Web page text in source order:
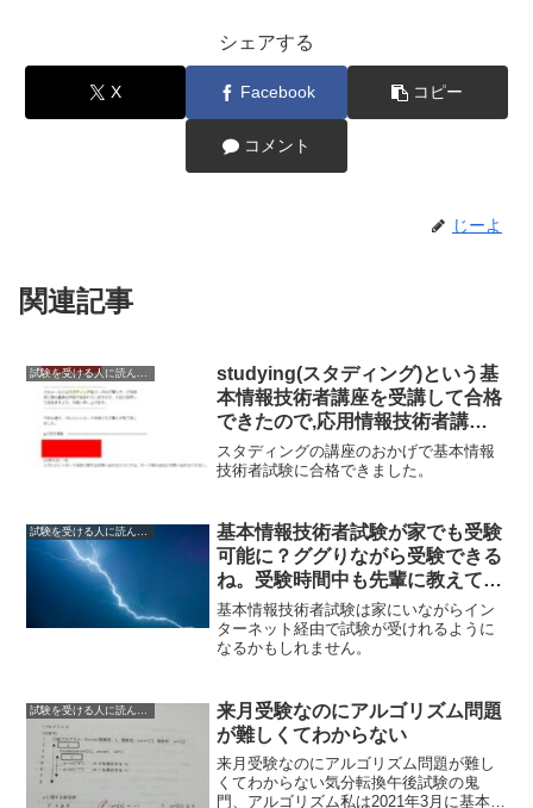
シェアする
X Facebook コピー
コメント
じーよ
関連記事
試験を受ける人に読んでもらいたい
studying(スタディング)という基
本情報技術者講座を受講して合格
できたので,応用情報技術者講座
も受講しようか迷う
スタディングの講座のおかげで基本情報
技術者試験に合格できました。
試験を受ける人に読んでもらいたい
基本情報技術者試験が家でも受験
可能に？ググりながら受験できる
ね。受験時間中も先輩に教えても
らおう。カンニングし放題。
基本情報技術者試験は家にいながらイン
ターネット経由で試験が受けれるように
なるかもしれません。
来月受験なのにアルゴリズム問題
が難しくてわからない
来月受験なのにアルゴリズム問題が難し
くてわからない気分転換午後試験の鬼
門、アルゴリズム私は2021年3月に基本情